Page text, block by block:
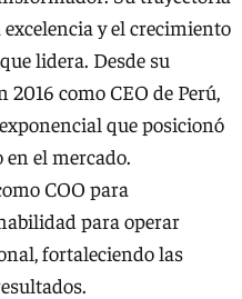
y el crecimiento
lidera. Desde su
como CEO de Perú,
que posicionó
el mercado.
COO para
para operar
fortaleciendo las